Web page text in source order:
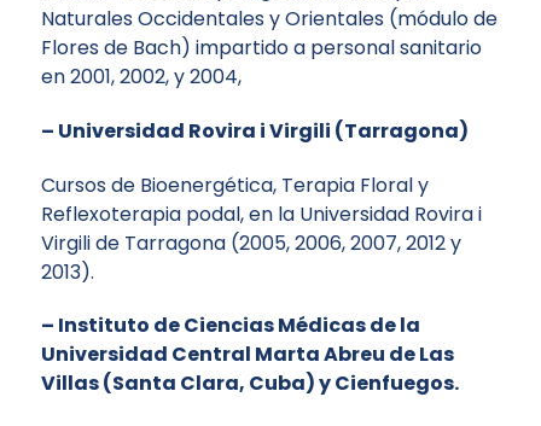
Naturales Occidentales y Orientales (módulo de
Flores de Bach) impartido a personal sanitario
en 2001, 2002, y 2004,
– Universidad Rovira i Virgili (Tarragona)
Cursos de Bioenergética, Terapia Floral y
Reflexoterapia podal, en la Universidad Rovira i
Virgili de Tarragona (2005, 2006, 2007, 2012 y
2013).
– Instituto de Ciencias Médicas de la
Universidad Central Marta Abreu de Las
Villas (Santa Clara, Cuba) y Cienfuegos.